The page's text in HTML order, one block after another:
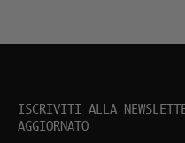
ISCRIVITI ALLA
AGGIORNATO